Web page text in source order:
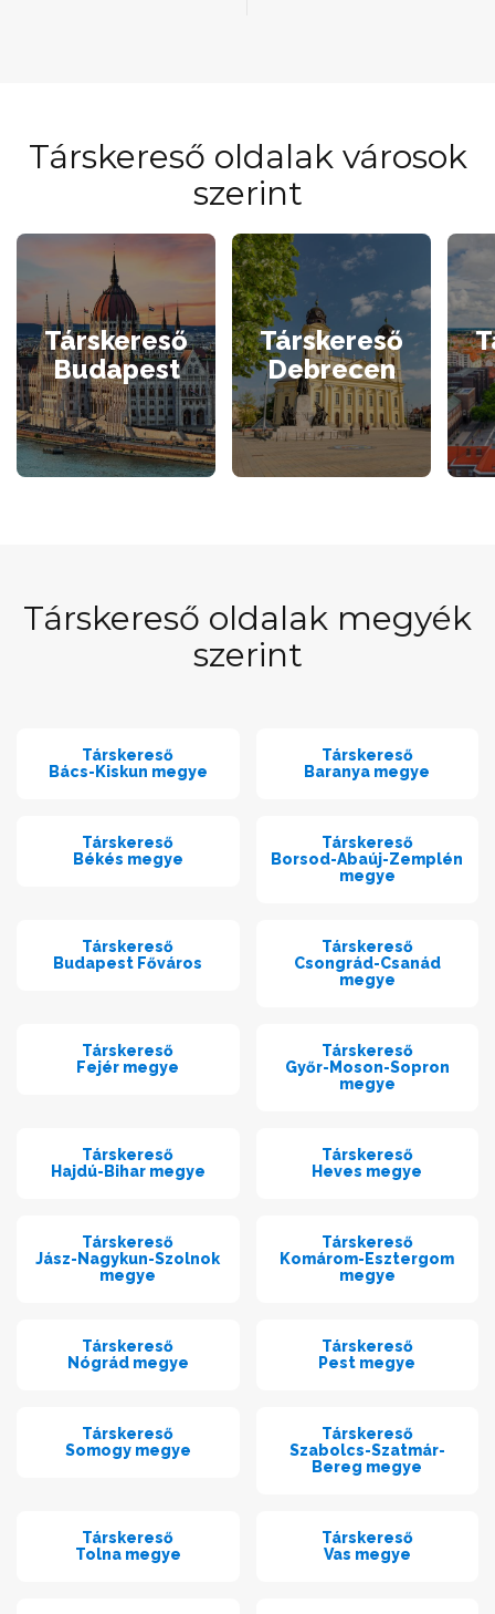
Társkereső oldalak városok
szerint
Társkereső
Budapest
Társkereső
Debrecen
Társkereső oldalak megyék
szerint
Társkereső
Bács-Kiskun megye
Társkereső
Baranya megye
Társkereső
Békés megye
Társkereső
Borsod-Abaúj-Zemplén
megye
Társkereső
Budapest Főváros
Társkereső
Csongrád-Csanád
megye
Társkereső
Fejér megye
Társkereső
Győr-Moson-Sopron
megye
Társkereső
Hajdú-Bihar megye
Társkereső
Heves megye
Társkereső
Jász-Nagykun-Szolnok
megye
Társkereső
Komárom-Esztergom
megye
Társkereső
Nógrád megye
Társkereső
Pest megye
Társkereső
Somogy megye
Társkereső
Szabolcs-Szatmár-
Bereg megye
Társkereső
Tolna megye
Társkereső
Vas megye